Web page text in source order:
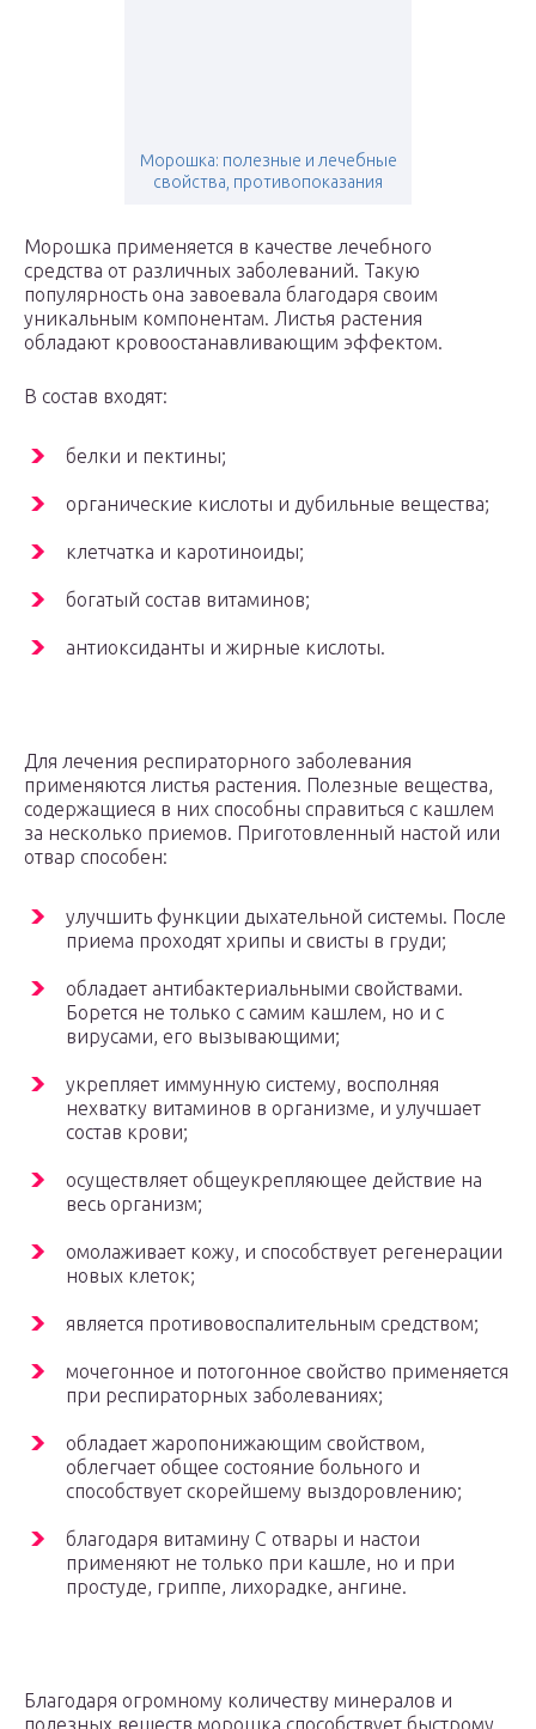
Морошка: полезные и лечебные
свойства, противопоказания
Морошка применяется в качестве лечебного
средства от различных заболеваний. Такую
популярность она завоевала благодаря своим
уникальным компонентам. Листья растения
обладают кровоостанавливающим эффектом.
В состав входят:
белки и пектины;
органические кислоты и дубильные вещества;
клетчатка и каротиноиды;
богатый состав витаминов;
антиоксиданты и жирные кислоты.
Для лечения респираторного заболевания
применяются листья растения. Полезные вещества,
содержащиеся в них способны справиться с кашлем
за несколько приемов. Приготовленный настой или
отвар способен:
улучшить функции дыхательной системы. После
приема проходят хрипы и свисты в груди;
обладает антибактериальными свойствами.
Борется не только с самим кашлем, но и с
вирусами, его вызывающими;
укрепляет иммунную систему, восполняя
нехватку витаминов в организме, и улучшает
состав крови;
осуществляет общеукрепляющее действие на
весь организм;
омолаживает кожу, и способствует регенерации
новых клеток;
является противовоспалительным средством;
мочегонное и потогонное свойство применяется
при респираторных заболеваниях;
обладает жаропонижающим свойством,
облегчает общее состояние больного и
способствует скорейшему выздоровлению;
благодаря витамину С отвары и настои
применяют не только при кашле, но и при
простуде, гриппе, лихорадке, ангине.
Благодаря огромному количеству минералов и
полезных веществ морошка способствует быстрому